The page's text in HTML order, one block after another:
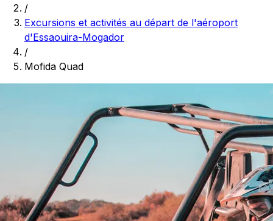
/
Excursions et activités au départ de l'aéroport
d'Essaouira-Mogador
/
Mofida Quad